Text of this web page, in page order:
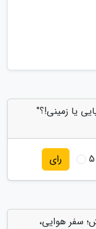
یا زمینی!؟"
5 رای
سفر هوایی،